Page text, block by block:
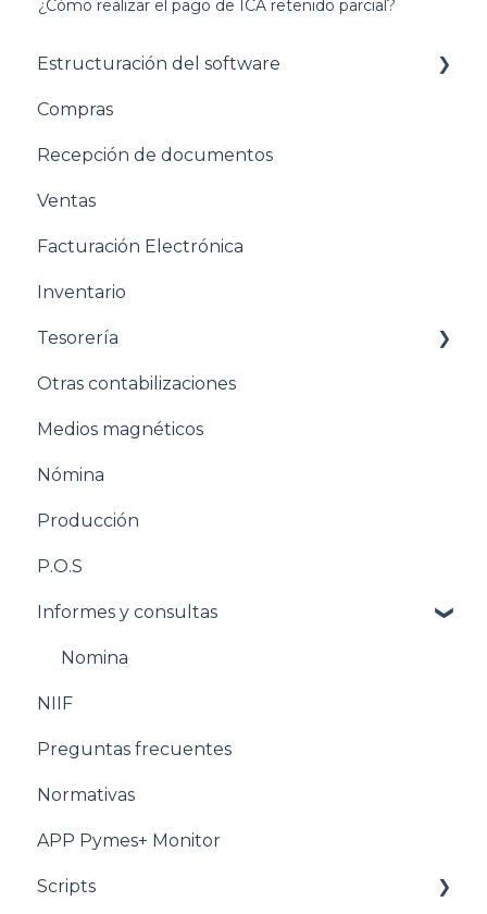
¿Cómo realizar el pago de ICA retenido parcial?
Estructuración del software
Pasos para configurar tu empresa
Estructuración General
Estructuración Contabilidad
Estructuración Compras
Estructuración Ventas
Estructuración Inventarios
Estructuración Tesorería
Pasos para configurar la Nómina
Estructuración Nómina
Pasos para configurar Producción
Estructuración Producción
Pasos para configurar POS
Estructuración POS
Estructuración Utilitarios
Compras
Recepción de documentos
Ventas
Facturación Electrónica
Inventario
Tesorería
Conciliacion bancaria
Otras contabilizaciones
Medios magnéticos
Nómina
Producción
P.O.S
Informes y consultas
Nomina
NIIF
Preguntas frecuentes
Normativas
APP Pymes+ Monitor
Scripts